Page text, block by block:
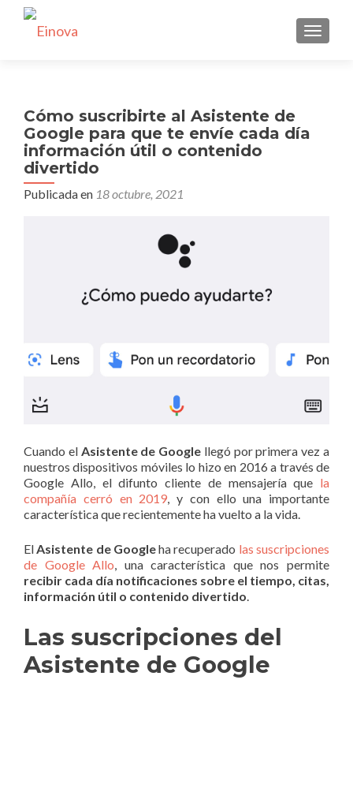
Cómo suscribirte al Asistente de
Google para que te envíe cada día
información útil o contenido
divertido
Publicada en 18 octubre, 2021
Cuando el Asistente de Google llegó por primera vez a
nuestros dispositivos móviles lo hizo en 2016 a través de
Google Allo, el difunto cliente de mensajería que la
compañía cerró en 2019, y con ello una importante
característica que recientemente ha vuelto a la vida.
ElAsistente de Googleha recuperado las suscripciones
de Google Allo, una característica que nos permite
recibir cada día notificaciones sobre el tiempo, citas,
información útil o contenido divertido.
Las suscripciones del
Asistente de Google